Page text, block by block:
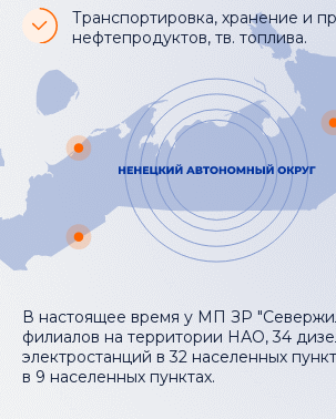
Транспортировка, хранение и
нефтепродуктов, тв. топлива.
В настоящее время у МП ЗР
филиалов на территории НАО, 34
электростанций в 32 населенных
в 9 населенных пунктах.